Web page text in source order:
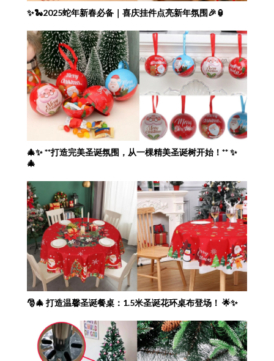
✨🐍2025蛇年新春必备｜喜庆挂件点亮新年氛围🎉🏮
🎄✨ **打造完美圣诞氛围，从一棵精美圣诞树开始！** ✨
🎄
🎅🎄 打造温馨圣诞餐桌：1.5米圣诞花环桌布登场！ 🌟✨